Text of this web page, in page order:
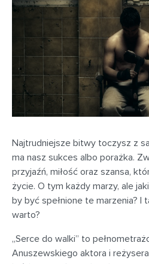
Najtrudniejsze bitwy toczysz z
ma nasz sukces albo porażka.
przyjaźń, miłość oraz szansa,
życie. O tym każdy marzy, ale
by być spełnione te marzenia? I
warto?
„Serce do walki” to
Anuszewskiego aktora i